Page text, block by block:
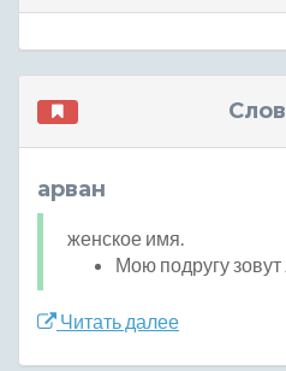
арван
женское имя.
Мою подругу зовут
Читать далее